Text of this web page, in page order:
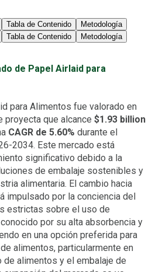
Tabla de Contenido
Metodología
Tabla de Contenido
Metodología
de Papel Airlaid para
para Alimentos fue valorado en
proyecta que alcance $1.93 billion
CAGR de 5.60% durante el
2034. Este mercado está
significativo debido a la
de embalaje sostenibles y
alimentaria. El cambio hacia
impulsado por la conciencia del
estrictas sobre el uso de
por su alta absorbencia y
en una opción preferida para
alimentos, particularmente en
alimentos y el embalaje de